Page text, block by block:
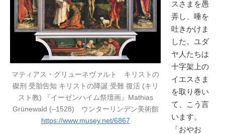
マティアス・グリューネヴァルト キリストの
磔刑 受胎告知 キリストの降誕 受難 復活 (キリ
スト教) 『イーゼンハイム祭壇画』Mathias
Grünewald (–1528) ウンターリンデン美術館
https://www.musey.net/6867
スさまを愚
弄し、唾を
吐きかけま
した。ユダ
ヤ人たちは
十字架上の
イエスさま
を取り巻い
て、こう言
います。
「おやお